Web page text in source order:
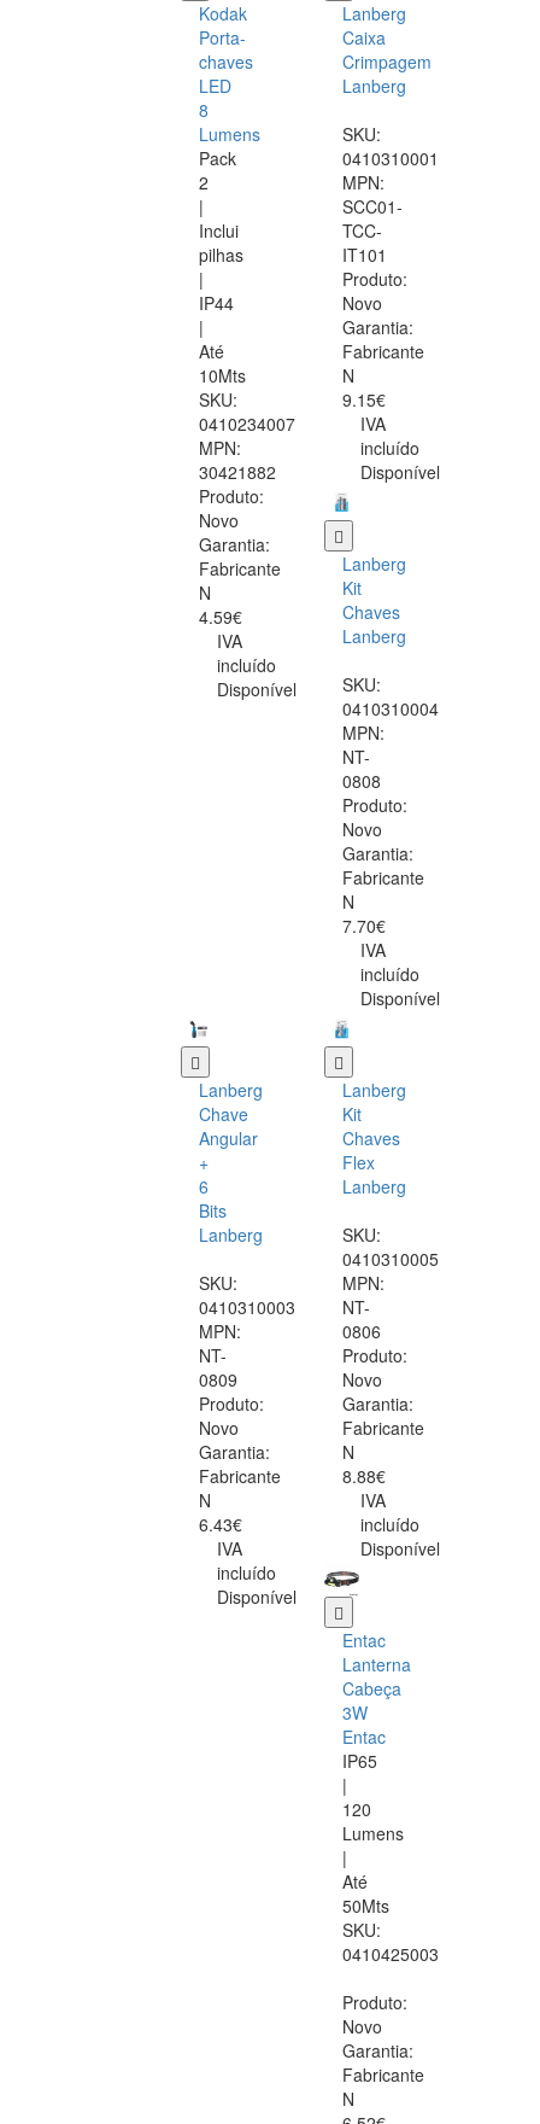
Kodak
Porta-
chaves
LED
8
Lumens
Pack
2
|
Inclui
pilhas
|
IP44
|
Até
10Mts
SKU:
0410234007
MPN:
30421882
Produto:
Novo
Garantia:
Fabricante
N
4.59€
IVA
incluído
Disponível
Lanberg
Caixa
Crimpagem
Lanberg
SKU:
0410310001
MPN:
SCC01-
TCC-
IT101
Produto:
Novo
Garantia:
Fabricante
N
9.15€
IVA
incluído
Disponível
Lanberg
Kit
Chaves
Lanberg
SKU:
0410310004
MPN:
NT-
0808
Produto:
Novo
Garantia:
Fabricante
N
7.70€
IVA
incluído
Disponível
Lanberg
Chave
Angular
+
6
Bits
Lanberg
SKU:
0410310003
MPN:
NT-
0809
Produto:
Novo
Garantia:
Fabricante
N
6.43€
IVA
incluído
Disponível
Lanberg
Kit
Chaves
Flex
Lanberg
SKU:
0410310005
MPN:
NT-
0806
Produto:
Novo
Garantia:
Fabricante
N
8.88€
IVA
incluído
Disponível
Entac
Lanterna
Cabeça
3W
Entac
IP65
|
120
Lumens
|
Até
50Mts
SKU:
0410425003
Produto:
Novo
Garantia:
Fabricante
N